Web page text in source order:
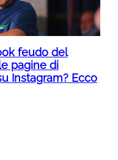
feudo del
pagine di
Instagram? Ecco